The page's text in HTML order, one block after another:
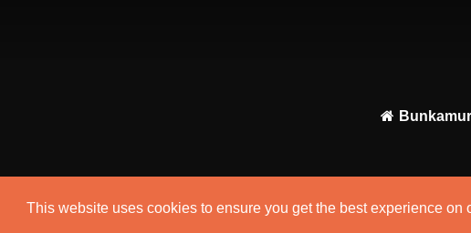
This website uses cookies to ensure you get the best experience on